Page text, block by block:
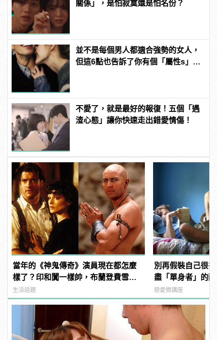
關係」，是怕寂寞還是怕名份？
並不是每個男人都適合強勢的女人，
但這6點也告訴了你有個「屬性s」的
不愛了，就是最好的報復！五個「遇
渣心態」讓你快速走出錯愛情傷！
當年的《神鬼傳奇》演員現在都怎麼
樣了？印和闐一樣帥，布蘭登費雪大
發福！
生活話題
別再假裝自己很
盡「單身者」的
戀愛微講座